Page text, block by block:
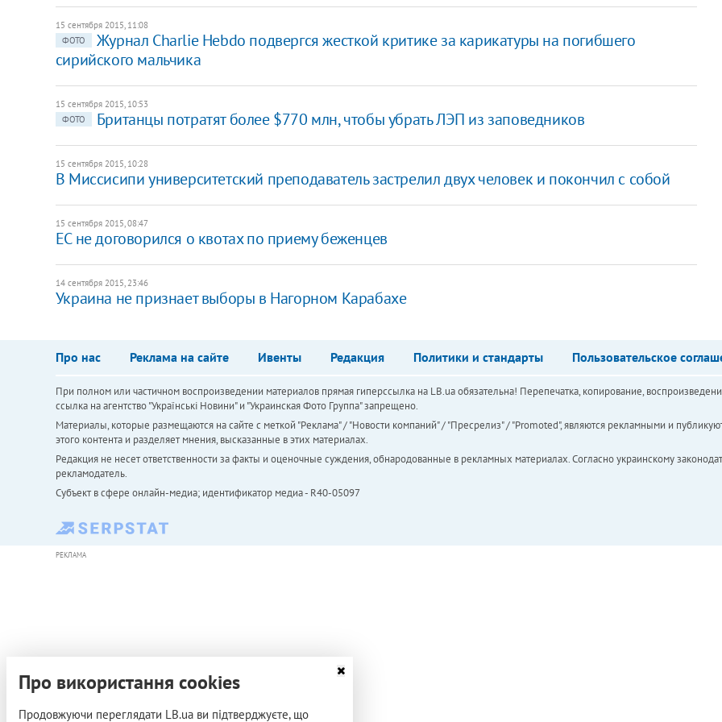
15 сентября 2015, 11:08
ФОТО
Журнал Charlie Hebdo подвергся жесткой критике за карикатуры на погибшего
сирийского мальчика
15 сентября 2015, 10:53
ФОТО
Британцы потратят более $770 млн, чтобы убрать ЛЭП из заповедников
15 сентября 2015, 10:28
В Миссисипи университетский преподаватель застрелил двух человек и покончил с собой
15 сентября 2015, 08:47
ЕС не договорился о квотах по приему беженцев
14 сентября 2015, 23:46
Украина не признает выборы в Нагорном Карабахе
Про нас Реклама на сайте Ивенты Редакция Политики и стандарты Пользовательское
При полном или частичном воспроизведении материалов прямая гиперссылка на LB.ua обязательна! Перепечатка, копирование,
ссылка на агентство "Українськi Новини" и "Украинская Фото Группа" запрещено.
Материалы, которые размещаются на сайте с меткой "Реклама" / "Новости компаний" / "Пресрелиз" / "Promoted", являются рекламными и
этого контента и разделяет мнения, высказанные в этих материалах.
Редакция не несет ответственности за факты и оценочные суждения, обнародованные в рекламных материалах. Согласно украинскому
рекламодатель.
Субъект в сфере онлайн-медиа; идентификатор медиа - R40-05097
РЕКЛАМА
Про використання cookies
Продовжуючи переглядати LB.ua ви підтверджуєте, що